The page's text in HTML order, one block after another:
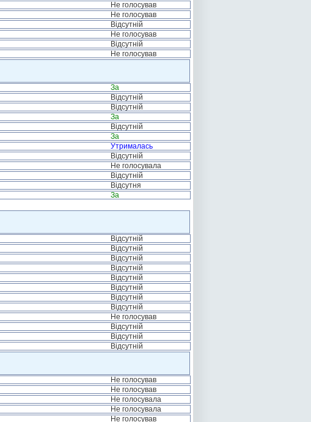
Не голосував
Не голосував
Відсутній
Не голосував
Відсутній
Не голосував
За
Відсутній
Відсутній
За
Відсутній
За
Утрималась
Відсутній
Не голосувала
Відсутній
Відсутня
За
Відсутній
Відсутній
Відсутній
Відсутній
Відсутній
Відсутній
Відсутній
Відсутній
Не голосував
Відсутній
Відсутній
Відсутній
Не голосував
Не голосував
Не голосувала
Не голосувала
Не голосував